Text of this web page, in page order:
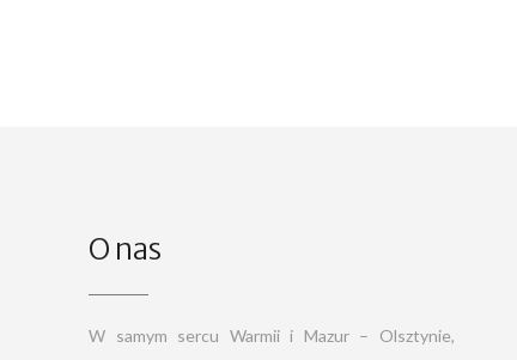
O nas
W samym sercu Warmii i Mazur – Olsztynie,